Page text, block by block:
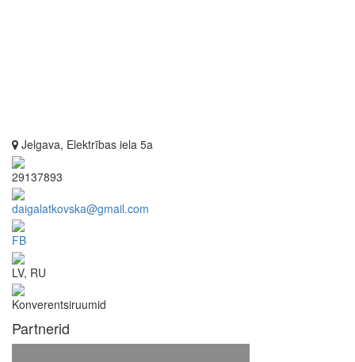
Jelgava, Elektrības iela 5a
29137893
daigalatkovska@gmail.com
FB
LV, RU
Konverentsiruumid
Partnerid